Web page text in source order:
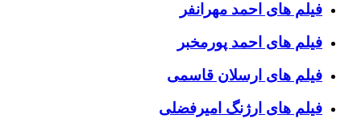
فیلم های احمد مهرانفر
فیلم های احمد پورمخبر
فیلم های ارسلان قاسمی
فیلم های ارژنگ امیرفضلی